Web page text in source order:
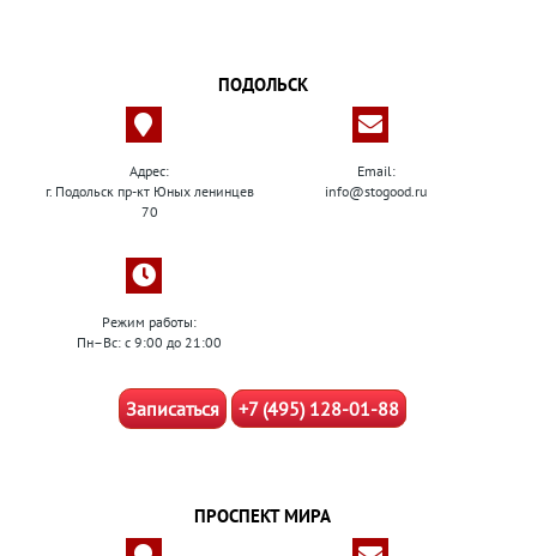
ПОДОЛЬСК
Адрес:
г. Подольск пр-кт Юных ленинцев
70
Email:
info@stogood.ru
Режим работы:
Пн–Вс: с 9:00 до 21:00
Записаться +7 (495) 128-01-88
ПРОСПЕКТ МИРА